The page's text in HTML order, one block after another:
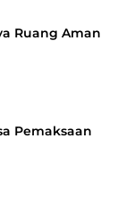
Ruang Aman
Pemaksaan